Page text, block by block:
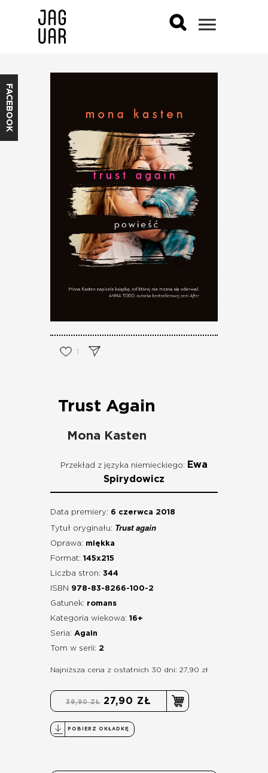
FACEBOOK
1
Trust Again
Mona Kasten
Przekład z języka niemieckiego:
Ewa
Spirydowicz
Data premiery: 6 czerwca 2018
Tytuł oryginału: Trust again
Oprawa: miękka
Format: 145x215
Liczba stron: 344
ISBN 978-83-8266-100-2
Gatunek: romans
Kategoria wiekowa: 16+
Seria: Again
Tom w serii: 2
Najniższa cena z ostatnich 30 dni: 27,90 zł
39,90 ZŁ 27,90 ZŁ
POBIERZ OKŁADKĘ